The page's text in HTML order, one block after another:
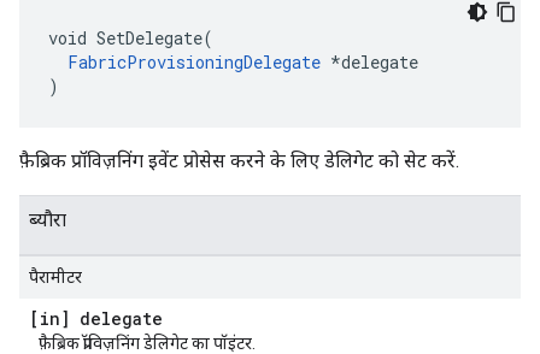
void SetDelegate(
FabricProvisioningDelegate *delegate
)
फ़ैब्रिक प्रॉविज़निंग इवेंट प्रोसेस करने के लिए डेलिगेट को सेट करें.
ब्यौरा
पैरामीटर
[in] delegate
फ़ैब्रिक प्रॉविज़निंग डेलिगेट का पॉइंटर.